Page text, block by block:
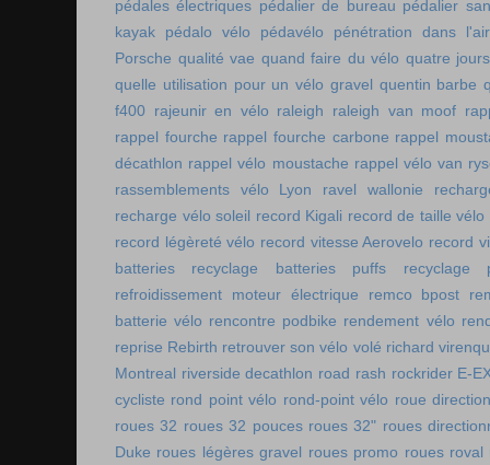
pédales électriques pédalier de bureau pédalier
kayak
pédalo vélo pédavélo
pénétration dans l'air
Porsche qualité vae quand faire du vélo quatre
quelle utilisation pour un vélo gravel quentin barbe
f400 rajeunir en vélo raleigh raleigh van moof
rappel fourche rappel fourche carbone rappel
décathlon rappel vélo moustache rappel vélo van
rassemblements vélo Lyon
ravel wallonie
recharge vélo soleil record Kigali record de taille vélo
record légèreté vélo record vitesse Aerovelo record
batteries
recyclage batteries puffs
recyclage
refroidissement moteur électrique
remco bpost
batterie vélo rencontre podbike rendement vélo
reprise Rebirth retrouver son vélo volé richard
Montreal riverside decathlon road rash rockrider E-
cycliste rond point vélo rond-point vélo roue
roues 32 roues 32 pouces roues 32" roues
Duke roues légères gravel roues promo roues roval